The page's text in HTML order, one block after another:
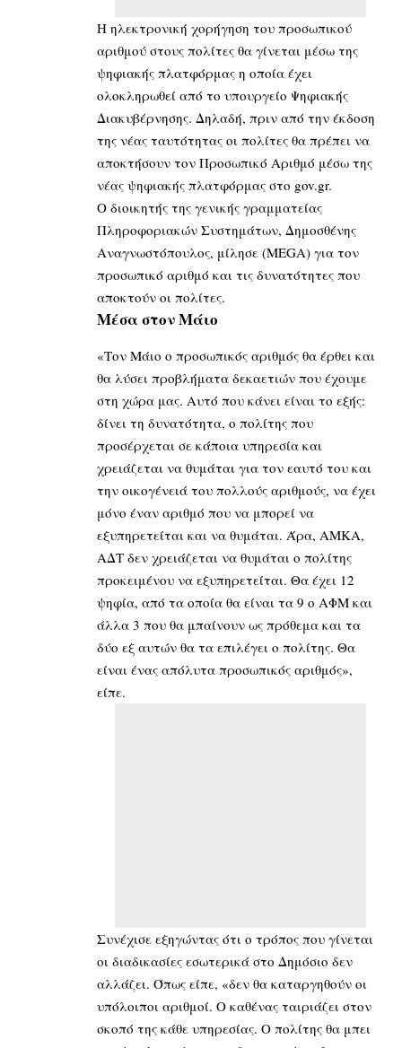
Η ηλεκτρονική χορήγηση του προσωπικού
αριθμού στους πολίτες θα γίνεται μέσω της
ψηφιακής πλατφόρμας η οποία έχει
ολοκληρωθεί από το υπουργείο Ψηφιακής
Διακυβέρνησης. Δηλαδή, πριν από την έκδοση
της νέας ταυτότητας οι πολίτες θα πρέπει να
αποκτήσουν τον Προσωπικό Αριθμό μέσω της
νέας ψηφιακής πλατφόρμας στο gov.gr.
Ο διοικητής της γενικής γραμματείας
Πληροφοριακών Συστημάτων, Δημοσθένης
Αναγνωστόπουλος, μίλησε (MEGA) για τον
προσωπικό αριθμό και τις δυνατότητες που
αποκτούν οι πολίτες.
Μέσα στον Μάιο
«Τον Μάιο ο προσωπικός αριθμός θα έρθει και
θα λύσει προβλήματα δεκαετιών που έχουμε
στη χώρα μας. Αυτό που κάνει είναι το εξής:
δίνει τη δυνατότητα, ο πολίτης που
προσέρχεται σε κάποια υπηρεσία και
χρειάζεται να θυμάται για τον εαυτό του και
την οικογένειά του πολλούς αριθμούς, να έχει
μόνο έναν αριθμό που να μπορεί να
εξυπηρετείται και να θυμάται. Άρα, ΑΜΚΑ,
ΑΔΤ δεν χρειάζεται να θυμάται ο πολίτης
προκειμένου να εξυπηρετείται. Θα έχει 12
ψηφία, από τα οποία θα είναι τα 9 ο ΑΦΜ και
άλλα 3 που θα μπαίνουν ως πρόθεμα και τα
δύο εξ αυτών θα τα επιλέγει ο πολίτης. Θα
είναι ένας απόλυτα προσωπικός αριθμός»,
είπε.
Συνέχισε εξηγώντας ότι ο τρόπος που γίνεται
οι διαδικασίες εσωτερικά στο Δημόσιο δεν
αλλάζει. Όπως είπε, «δεν θα καταργηθούν οι
υπόλοιποι αριθμοί. Ο καθένας ταιριάζει στον
σκοπό της κάθε υπηρεσίας. Ο πολίτης θα μπει